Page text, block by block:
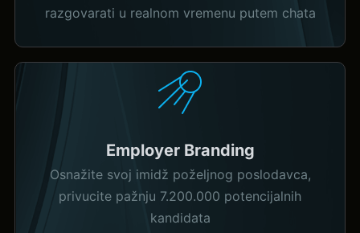
razgovarati u realnom vremenu putem chata
Employer Branding
Osnažite svoj imidž poželjnog poslodavca,
privucite pažnju 7.200.000 potencijalnih
kandidata